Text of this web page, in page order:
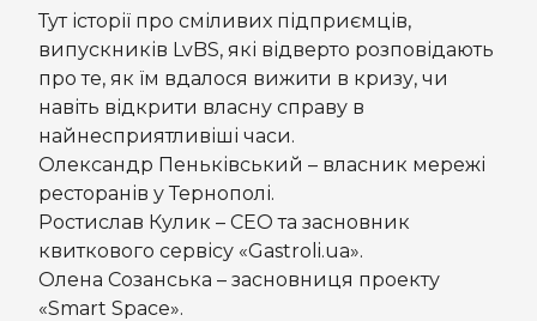
Тут історії про сміливих підприємців,
випускників LvBS, які відверто розповідають
про те, як їм вдалося вижити в кризу, чи
навіть відкрити власну справу в
найнесприятливіші часи.
Олександр Пеньківський – власник мережі
ресторанів у Тернополі.
Ростислав Кулик – СЕО та засновник
квиткового сервісу «Gastroli.ua».
Олена Созанська – засновниця проекту
«Smart Space».